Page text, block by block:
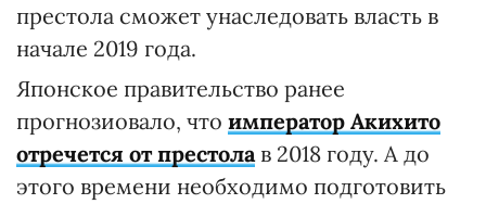
престола сможет унаследовать власть в
начале 2019 года.
Японское правительство ранее
прогнозиовало, что император Акихито
отречется от престолав 2018 году. А до
этого времени необходимо подготовить